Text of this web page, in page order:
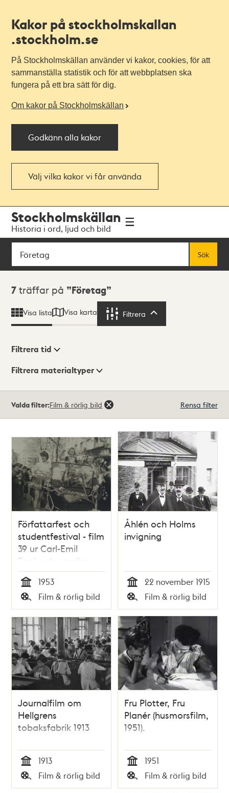
Kakor på stockholmskallan
.stockholm.se
På Stockholmskällan använder vi kakor, cookies, för att
sammanställa statistik och för att webbplatsen ska
fungera på ett bra sätt för dig.
Om kakor på Stockholmskällan
Godkänn alla kakor
Välj vilka kakor vi får använda
navigationen
huvudinnehållet
Stockholmskällan
Historia i ord, ljud och bild
Sök
Sök
Sökresultat
7 träffar på Företag
Visa lista Visa karta Filtrera
Visningsläge
Filtrera tid
Filtrera materialtyper
träffar
Valda filter:Film & rörlig bild Rensa filter
Författarfest och
studentfestival - film
39 ur Carl-Emil
Englunds samling
Tid
1953
Typ
Film & rörlig bild
Åhlén och Holms
invigning
Tid
22 november 1915
Typ
Film & rörlig bild
Journalfilm om
Hellgrens
tobaksfabrik 1913
Tid
1913
Typ
Film & rörlig bild
Fru Plotter, Fru
Planér (husmorsfilm,
1951).
Tid
1951
Typ
Film & rörlig bild